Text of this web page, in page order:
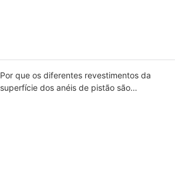
Por que os diferentes revestimentos da
superfície dos anéis de pistão são